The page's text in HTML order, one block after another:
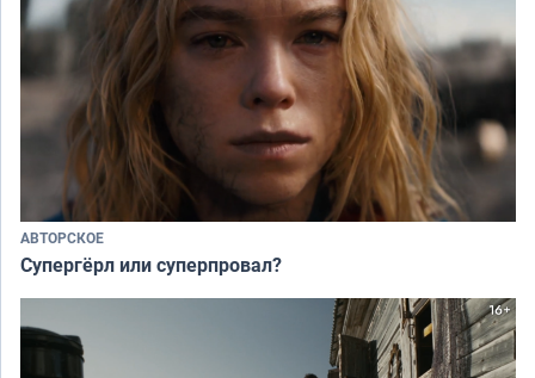
АВТОРСКОЕ
Супергёрл или суперпровал?